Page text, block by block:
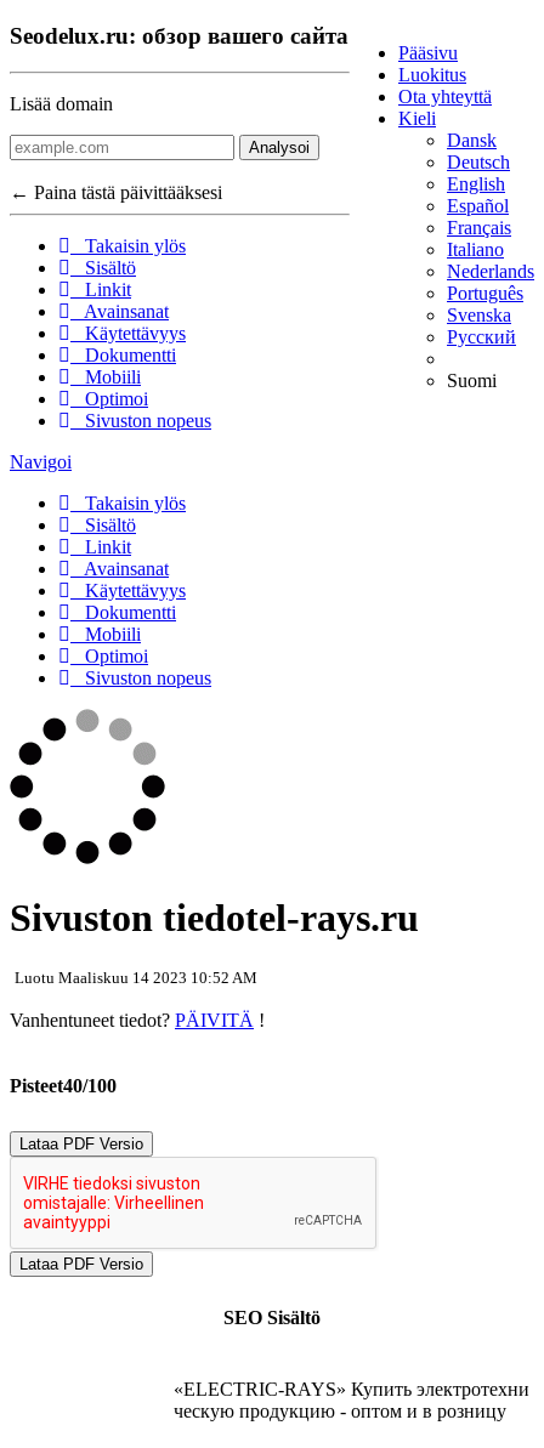
Pääsivu
Luokitus
Ota yhteyttä
Kieli
Dansk
Deutsch
English
Español
Français
Italiano
Nederlands
Português
Svenska
Русский
Suomi
Seodelux.ru: обзор вашего сайта
Lisää domain
Analysoi
← Paina tästä päivittääksesi
Takaisin ylös
Sisältö
Linkit
Avainsanat
Käytettävyys
Dokumentti
Mobiili
Optimoi
Sivuston nopeus
Navigoi
Takaisin ylös
Sisältö
Linkit
Avainsanat
Käytettävyys
Dokumentti
Mobiili
Optimoi
Sivuston nopeus
Sivuston tiedotel-rays.ru
Luotu Maaliskuu 14 2023 10:52 AM
Vanhentuneet tiedot? PÄIVITÄ !
Pisteet40/100
Lataa PDF Versio
SEO Sisältö
«ELECTRIC-RAYS» Купить электротехни
ческую продукцию - оптом и в розницу